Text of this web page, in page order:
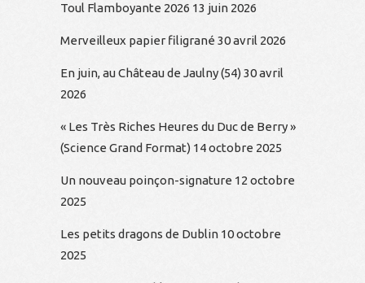
Toul Flamboyante 2026 13 juin 2026
Merveilleux papier filigrané30 avril 2026
En juin, au Château de Jaulny (54)30 avril
2026
« Les Très Riches Heures du Duc de Berry »
(Science Grand Format) 14 octobre 2025
Un nouveau poinçon-signature 12 octobre
2025
Les petits dragons de Dublin 10 octobre
2025